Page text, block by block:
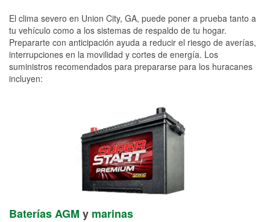
El clima severo en Union City, GA, puede poner a prueba tanto a
tu vehículo como a los sistemas de respaldo de tu hogar.
Prepararte con anticipación ayuda a reducir el riesgo de averías,
interrupciones en la movilidad y cortes de energía. Los
suministros recomendados para prepararse para los huracanes
incluyen:
Baterías AGM y marinas